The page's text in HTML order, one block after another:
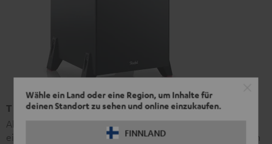
Wähle ein Land oder eine Region, um Inhalte für
deinen Standort zu sehen und online einzukaufen.
FINNLAND
T 8 Subwoofer
Aktiv-Subwoofer, als Frontfire- oder Downfire-Subwoofer
einsetzbar. Die hier ausgewiesenen Abmessungen beziehen